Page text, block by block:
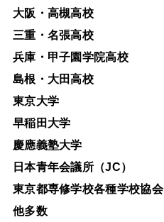
大阪・高槻高校
三重・名張高校
兵庫・甲子園学院高校
島根・大田高校
東京大学
早稲田大学
慶應義塾大学
日本青年会議所（JC）
東京都専修学校各種学校協会
他多数